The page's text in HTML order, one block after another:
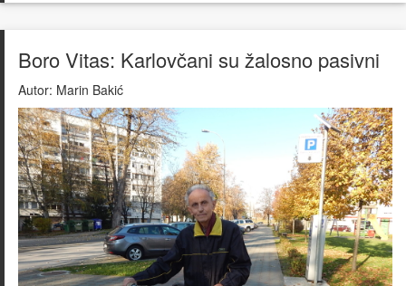
Boro Vitas: Karlovčani su žalosno pasivni
Autor: Marin Bakić